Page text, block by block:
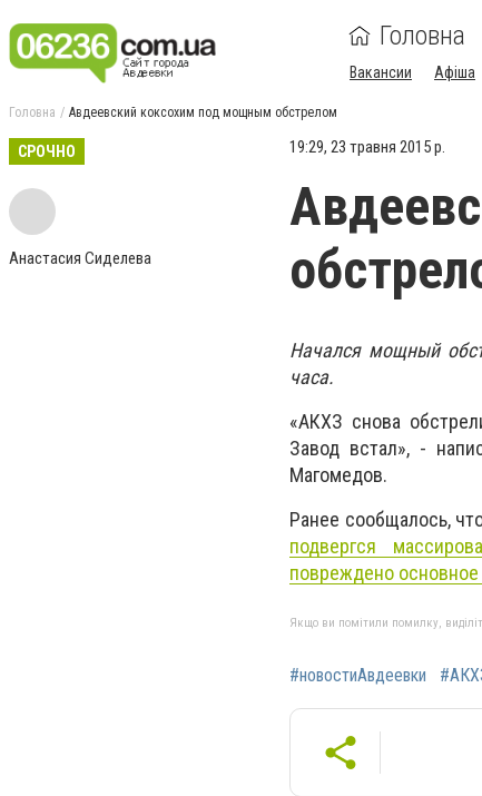
Головна
Вакансии Афіша
Головна Авдеевский коксохим под мощным обстрелом
СРОЧНО
Анастасия Сиделева
19:29, 23 травня 2015 р.
Начался мощный
часа.
«АКХЗ снова
Завод встал», -
Магомедов.
Ранее сообщалось,
подвергся
повреждено
Якщо ви помітили помилку,
#новостиАвдеевки